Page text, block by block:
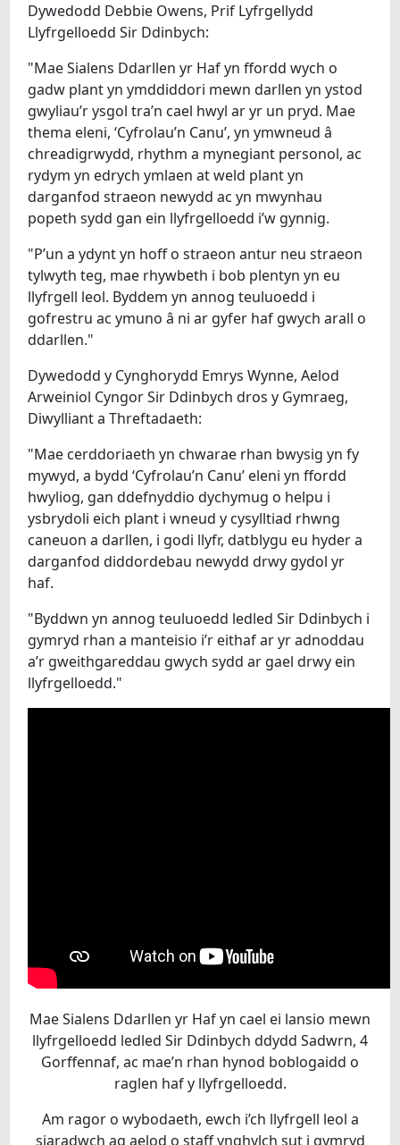
Dywedodd Debbie Owens, Prif Lyfrgellydd
Llyfrgelloedd Sir Ddinbych:
"Mae Sialens Ddarllen yr Haf yn ffordd wych o
gadw plant yn ymddiddori mewn darllen yn ystod
gwyliau’r ysgol tra’n cael hwyl ar yr un pryd. Mae
thema eleni, ‘Cyfrolau’n Canu’, yn ymwneud â
chreadigrwydd, rhythm a mynegiant personol, ac
rydym yn edrych ymlaen at weld plant yn
darganfod straeon newydd ac yn mwynhau
popeth sydd gan ein llyfrgelloedd i’w gynnig.
"P’un a ydynt yn hoff o straeon antur neu straeon
tylwyth teg, mae rhywbeth i bob plentyn yn eu
llyfrgell leol. Byddem yn annog teuluoedd i
gofrestru ac ymuno â ni ar gyfer haf gwych arall o
ddarllen."
Dywedodd y Cynghorydd Emrys Wynne, Aelod
Arweiniol Cyngor Sir Ddinbych dros y Gymraeg,
Diwylliant a Threftadaeth:
"Mae cerddoriaeth yn chwarae rhan bwysig yn fy
mywyd, a bydd ‘Cyfrolau’n Canu’ eleni yn ffordd
hwyliog, gan ddefnyddio dychymug o helpu i
ysbrydoli eich plant i wneud y cysylltiad rhwng
caneuon a darllen, i godi llyfr, datblygu eu hyder a
darganfod diddordebau newydd drwy gydol yr
haf.
"Byddwn yn annog teuluoedd ledled Sir Ddinbych i
gymryd rhan a manteisio i’r eithaf ar yr adnoddau
a’r gweithgareddau gwych sydd ar gael drwy ein
llyfrgelloedd."
Mae Sialens Ddarllen yr Haf yn cael ei lansio mewn
llyfrgelloedd ledled Sir Ddinbych ddydd Sadwrn, 4
Gorffennaf, ac mae’n rhan hynod boblogaidd o
raglen haf y llyfrgelloedd.
Am ragor o wybodaeth, ewch i’ch llyfrgell leol a
siaradwch ag aelod o staff ynghylch sut i gymryd